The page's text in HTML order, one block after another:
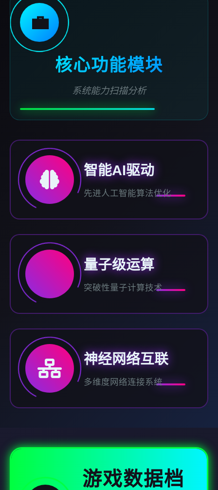
💼
核心功能模块
系统能力扫描分析
智能AI驱动
先进人工智能算法优化
量子级运算
突破性量子计算技术
神经网络互联
多维度网络连接系统
游戏数据档